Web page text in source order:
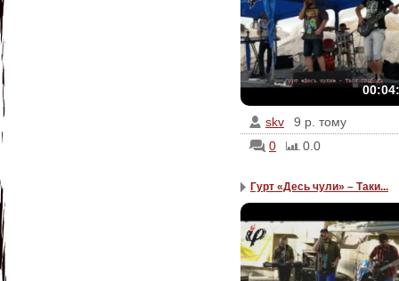
skv
9 р. тому
0
0.0
Гурт «Десь чули» – Таки...